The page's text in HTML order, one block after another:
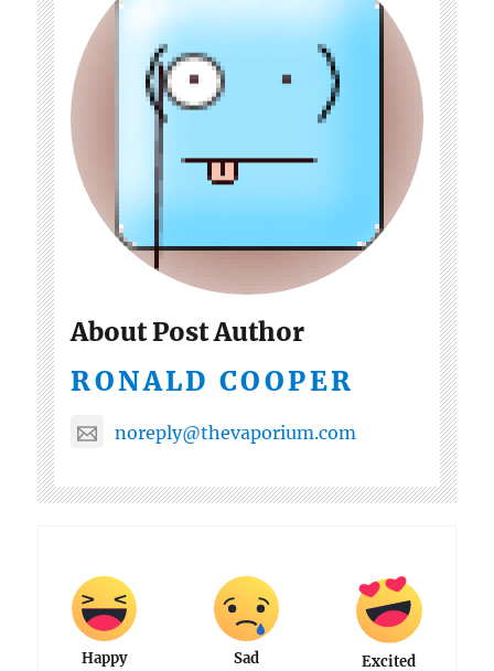
About Post Author
RONALD COOPER
noreply@thevaporium.com
Happy Sad Excited